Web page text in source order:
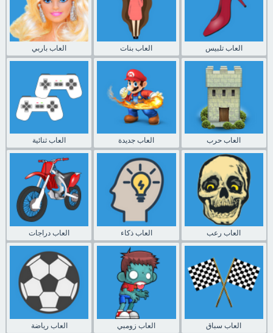
العاب باربي العاب بنات العاب تلبيس
العاب ثنائية العاب جديدة العاب حرب
العاب دراجات العاب ذكاء العاب رعب
العاب رياضة العاب زومبي العاب سباق